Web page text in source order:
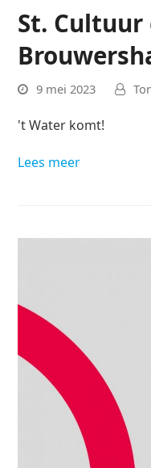
St. Cultuur
9 mei 2023
't Water komt!
Lees meer